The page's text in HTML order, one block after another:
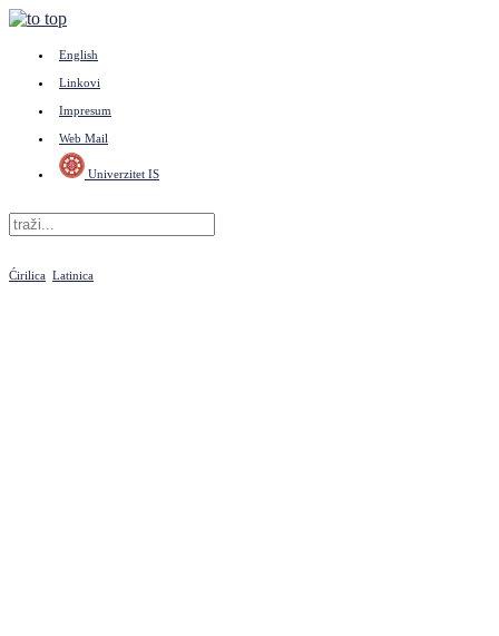
English
Linkovi
Impresum
Web Mail
Univerzitet IS
Ćirilica Latinica